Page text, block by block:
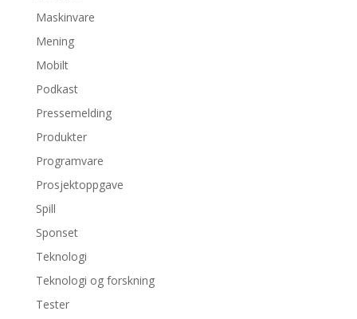
Maskinvare
Mening
Mobilt
Podkast
Pressemelding
Produkter
Programvare
Prosjektoppgave
Spill
Sponset
Teknologi
Teknologi og forskning
Tester